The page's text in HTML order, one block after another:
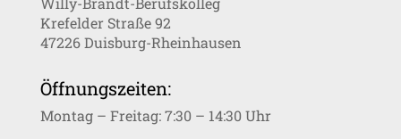
Krefelder Straße 92
47226 Duisburg-Rheinhausen
Öffnungszeiten:
Montag – Freitag: 7:30 – 14:30 Uhr